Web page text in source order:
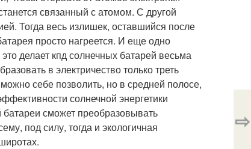
связанный с атомом. С другой
Тогда весь излишек, оставшийся после
просто нагреется. И еще одно
делает кпд солнечных батарей весьма
в электричество только треть
себе позволить, но в средней полосе,
солнечной энергетики
сможет преобразовывать
под силу, тогда и экологичная
⇨